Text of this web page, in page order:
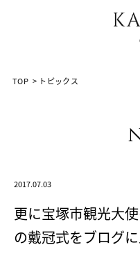
TOP > トピックス
2017.07.03
更に宝塚市観光大
の戴冠式をブログ